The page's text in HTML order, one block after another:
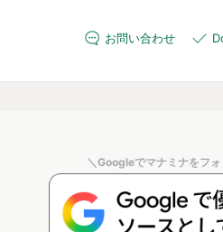
お問い合わせ
＼Googleでマナミナをフ